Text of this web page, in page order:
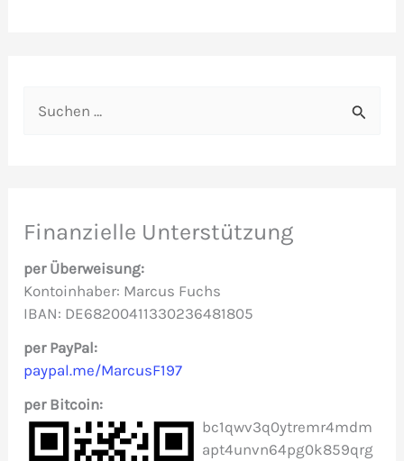
e
n
a
c
h
:
Finanzielle Unterstützung
per Überweisung:
Kontoinhaber: Marcus Fuchs
IBAN: DE68200411330236481805
per PayPal:
paypal.me/MarcusF197
per Bitcoin:
bc1qwv3q0ytremr4mdm
apt4unvn64pg0k859qrg